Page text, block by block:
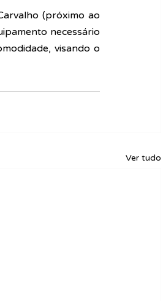
(próximo ao
necessário
visando o
Ver tudo